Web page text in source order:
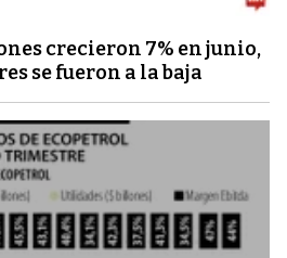
crecieron 7% en junio,
se fueron a la baja